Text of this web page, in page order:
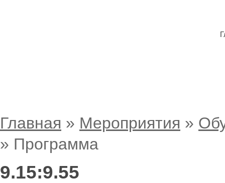
Главная » Мероприятия »
» Программа
9.15:9.55